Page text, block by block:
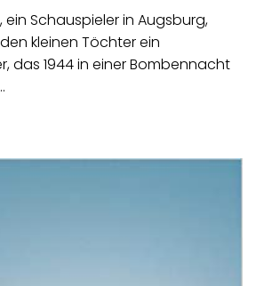
Schauspieler in Augsburg,
kleinen Töchter ein
das 1944 in einer Bombennacht